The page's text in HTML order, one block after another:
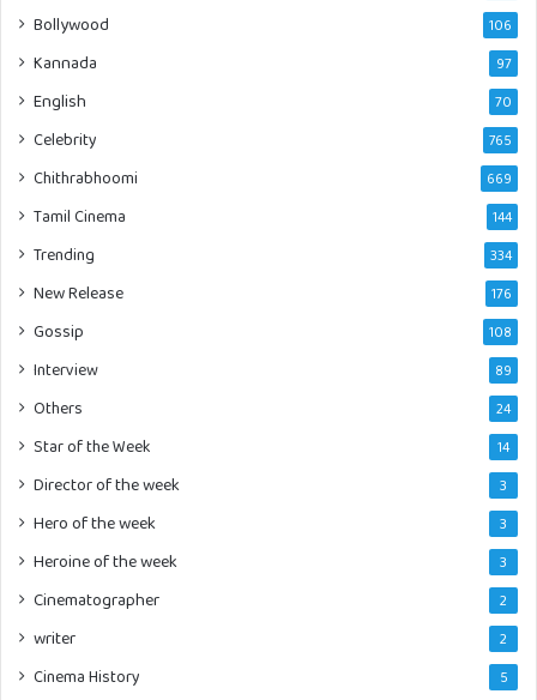
Bollywood 106
Kannada 97
English 70
Celebrity 765
Chithrabhoomi 669
Tamil Cinema 144
Trending 334
New Release 176
Gossip 108
Interview 89
Others 24
Star of the Week 14
Director of the week 3
Hero of the week 3
Heroine of the week 3
Cinematographer 2
writer 2
Cinema History 5